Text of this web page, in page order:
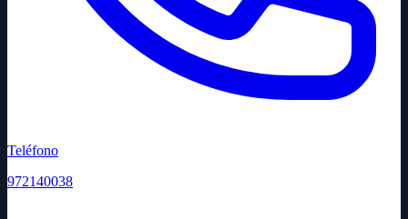
Teléfono
972140038